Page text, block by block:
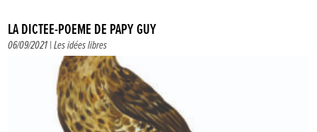
LA DICTÉE-POÈME DE PAPY GUY
06/09/2021 |Les idées libres